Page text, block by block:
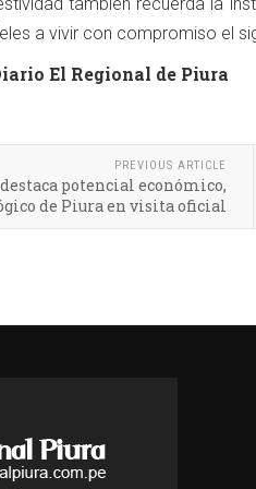
a vivir con compromiso el
El Regional de Piura
PREVIOUS ARTICLE
potencial económico,
de Piura en visita oficial